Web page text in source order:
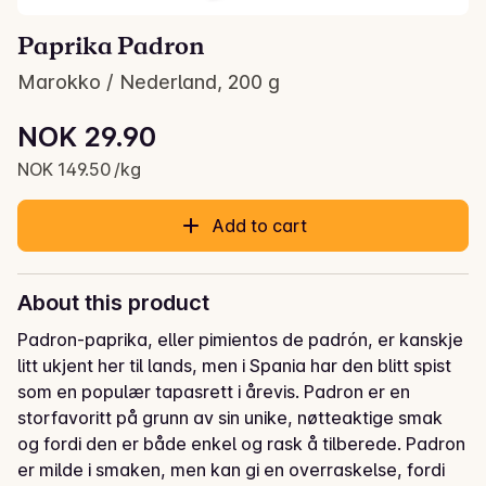
Paprika Padron
Marokko / Nederland, 200 g
Current price is: NOK 29.90
NOK 29.90
NOK 149.50 /kg
Unit price: NOK 149.50 /kg
Add to cart
About this product
Padron-paprika, eller pimientos de padrón, er kanskje
litt ukjent her til lands, men i Spania har den blitt spist
som en populær tapasrett i årevis. Padron er en
storfavoritt på grunn av sin unike, nøtteaktige smak
og fordi den er både enkel og rask å tilberede. Padron
er milde i smaken, men kan gi en overraskelse, fordi